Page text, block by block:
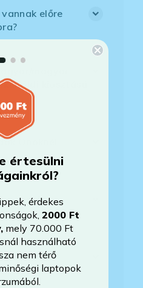
előre
külföldi kiosztású
Önöknél
a
adni?
értesülni
érdekes
2000 Ft
, mely 70.000 Ft
használható
nem térő
laptopok